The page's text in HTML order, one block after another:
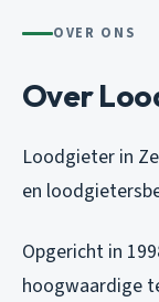
OVER ONS
Over
Loodgieter in
en
Opgericht in
hoogwaardige